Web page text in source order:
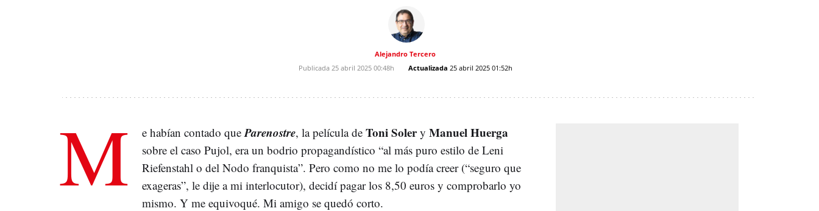
Alejandro Tercero
Publicada 25 abril 2025 00:48h Actualizada 25 abril 2025 01:52h
M e habían contado queParenostre, la película de Toni Solery Manuel Huerga
sobre el caso Pujol, era un bodrio propagandístico “al más puro estilo de Leni
Riefenstahl o del Nodo franquista”. Pero como no me lo podía creer (“seguro que
exageras”, le dije a mi interlocutor), decidí pagar los 8,50 euros y comprobarlo yo
mismo. Y me equivoqué. Mi amigo se quedó corto.